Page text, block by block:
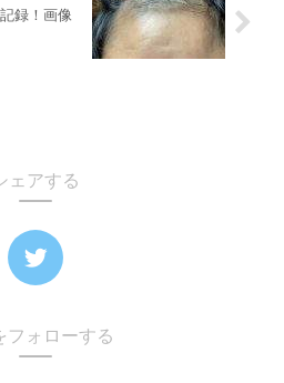
録！画像
ェアする
フォローする